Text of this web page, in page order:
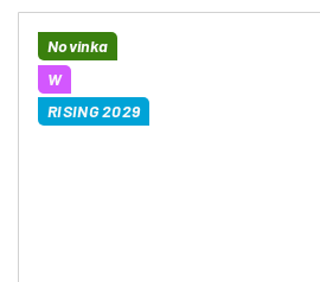
Novinka
W
RISING 2029